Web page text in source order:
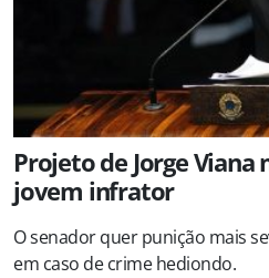
Projeto de Jorge Viana
jovem infrator
O senador quer punição mais
em caso de crime hediondo.